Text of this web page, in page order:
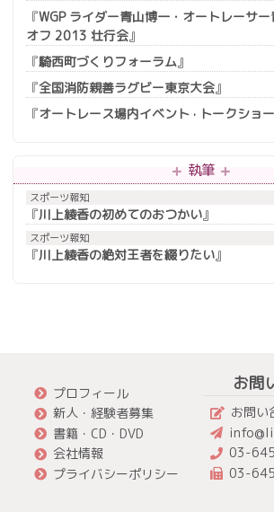
『WGP ライダー青山博一・オートレーサ
オフ 2013 壮行会』
『騎西町づくりフォーラム』
『全国消防親善ラグビー東京大会』
『オートレース場内イベント · トークショー
執筆
スポーツ報知
『川上綾香の初めてのおつかい』
スポーツ報知
『川上綾香の絶対王者を綴りたい』
プロフィール
新人・経験者募集
書籍・CD・DVD
会社情報
プライバシーポリシー
お問
お問い
03-
03-